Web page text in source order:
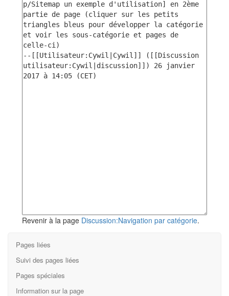
Revenir à la page Discussion:Navigation par catégorie.
Pages liées
Suivi des pages liées
Pages spéciales
Information sur la page